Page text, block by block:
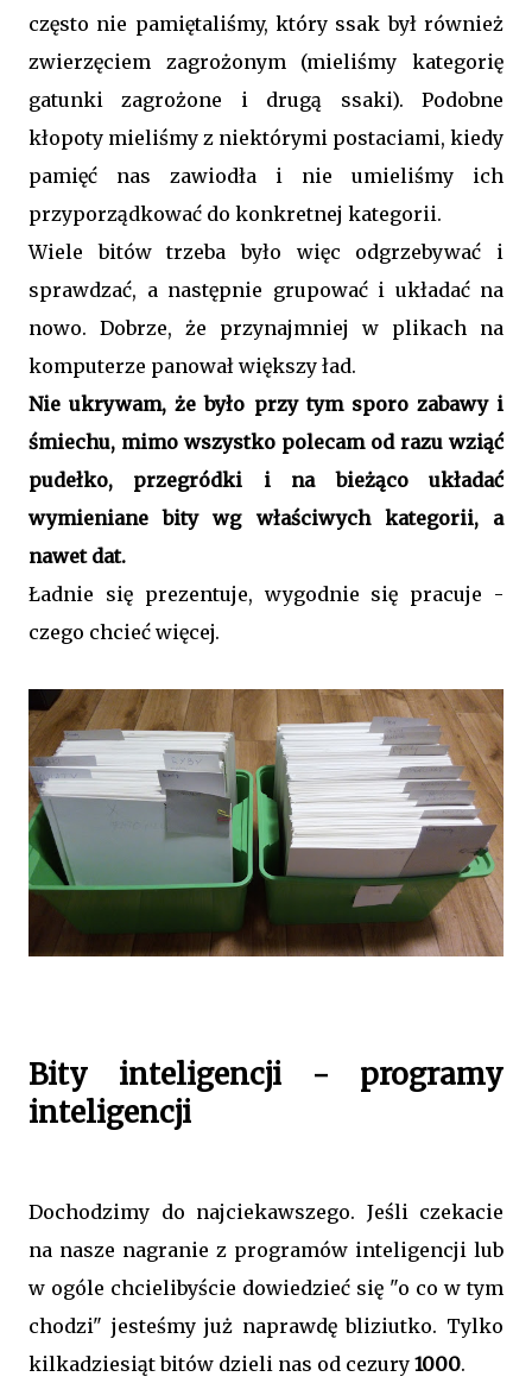
często nie pamiętaliśmy, który ssak był również
zwierzęciem zagrożonym (mieliśmy kategorię
gatunki zagrożone i drugą ssaki). Podobne
kłopoty mieliśmy z niektórymi postaciami, kiedy
pamięć nas zawiodła i nie umieliśmy ich
przyporządkować do konkretnej kategorii.
Wiele bitów trzeba było więc odgrzebywać i
sprawdzać, a następnie grupować i układać na
nowo. Dobrze, że przynajmniej w plikach na
komputerze panował większy ład.
Nie ukrywam, że było przy tym sporo zabawy i
śmiechu, mimo wszystko polecam od razu wziąć
pudełko, przegródki i na bieżąco układać
wymieniane bity wg właściwych kategorii, a
nawet dat.
Ładnie się prezentuje, wygodnie się pracuje -
czego chcieć więcej.
Bity inteligencji - programy
inteligencji
Dochodzimy do najciekawszego. Jeśli czekacie
na nasze nagranie z programów inteligencji lub
w ogóle chcielibyście dowiedzieć się "o co w tym
chodzi" jesteśmy już naprawdę bliziutko. Tylko
kilkadziesiąt bitów dzieli nas od cezury 1000.